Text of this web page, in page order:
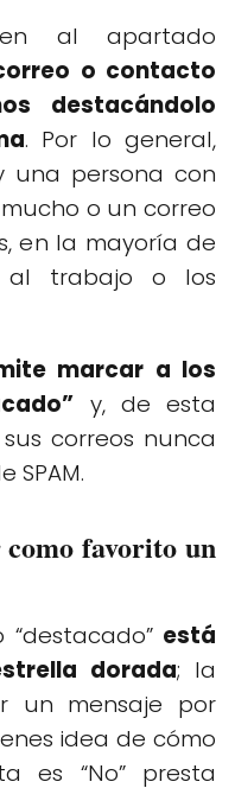
al apartado
o contacto
destacándolo
. Por lo general,
una persona con
o un correo
en la mayoría de
al trabajo o los
marcar a los
y, de esta
correos nunca
favorito un
“destacado” está
dorada; la
un mensaje por
idea de cómo
es “No” presta